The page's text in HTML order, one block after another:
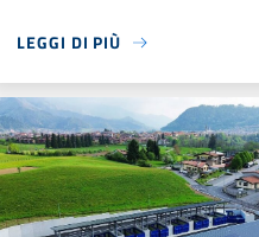
LEGGI DI PIÙ